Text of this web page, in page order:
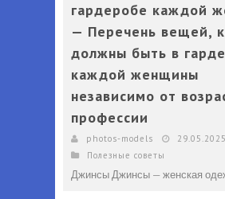
гардеробе каждой
— Перечень вещей,
должны быть в
каждой женщины
независимо от
профессии
photos-models
29.05.2025
Полезные советы
Джинсы Джинсы — женская